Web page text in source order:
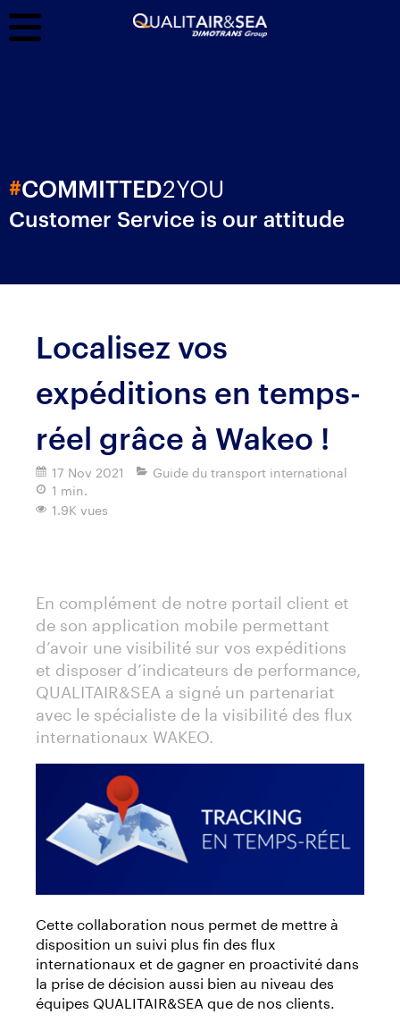
#COMMITTED2YOU
Customer Service is our attitude
Localisez vos
expéditions en temps-
réel grâce à Wakeo !
17 Nov 2021
Guide du transport international
1 min.
1.9K vues
En complément de notre portail client et
de son application mobile permettant
d’avoir une visibilité sur vos expéditions
et disposer d’indicateurs de performance,
QUALITAIR&SEA a signé un partenariat
avec le spécialiste de la visibilité des flux
internationaux WAKEO.
Cette collaboration nous permet de mettre à
disposition un suivi plus fin des flux
internationaux et de gagner en proactivité dans
la prise de décision aussi bien au niveau des
équipes QUALITAIR&SEA que de nos clients.